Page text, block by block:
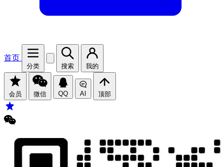
首页
分类 搜索 我的
会员 微信 QQ AI 顶部